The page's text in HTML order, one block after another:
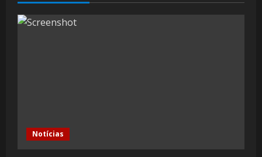
Notícias